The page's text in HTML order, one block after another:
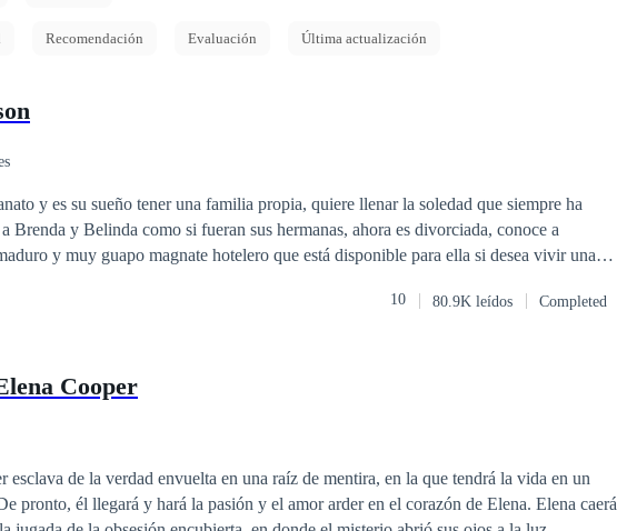
Recomendación Evaluación Última actualización
y es su sueño tener una familia propia, quiere llenar la soledad que siempre ha
Brenda y Belinda como si fueran sus hermanas, ahora es divorciada, conoce a
y muy guapo magnate hotelero que está disponible para ella si desea vivir una
no podrá resistirse a entregarse a la aventura. ¿Qué hará Elena al estar entre estos
10 80.9K leídos Completed
Cooper
esclava de la verdad envuelta en una raíz de mentira, en la que tendrá la vida en un
pronto, él llegará y hará la pasión y el amor arder en el corazón de Elena. Elena caerá